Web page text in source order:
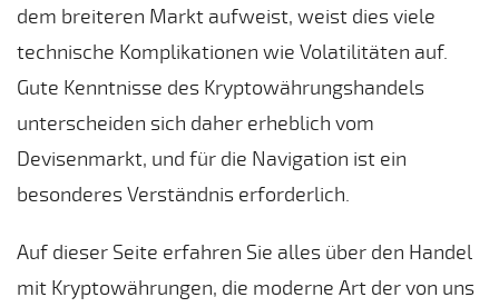
dem breiteren Markt aufweist, weist dies viele
technische Komplikationen wie Volatilitäten auf.
Gute Kenntnisse des Kryptowährungshandels
unterscheiden sich daher erheblich vom
Devisenmarkt, und für die Navigation ist ein
besonderes Verständnis erforderlich.
Auf dieser Seite erfahren Sie alles über den Handel
mit Kryptowährungen, die moderne Art der von uns